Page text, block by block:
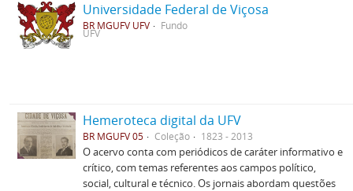
Universidade Federal de Viçosa
BR MGUFV UFV Fundo
UFV
Hemeroteca digital da UFV
BR MGUFV 05 Coleção 1823 - 2013
O acervo conta com periódicos de caráter informativo e
crítico, com temas referentes aos campos político,
social, cultural e técnico. Os jornais abordam questões